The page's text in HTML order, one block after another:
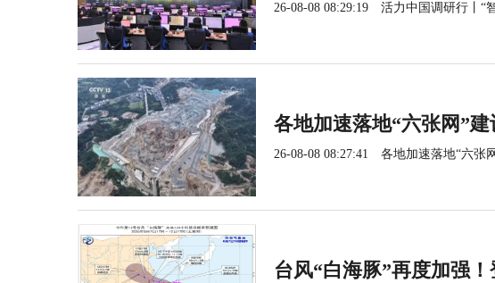
26-08-08 08:29:19 活力中国调研行丨“
各地加速落地“六张网”
26-08-08 08:27:41 各地加速落地“六张
台风“白海豚”再度加强